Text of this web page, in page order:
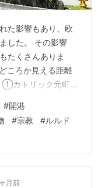
た影響もあり、欧
した。 その影響
たくさんありま
ころか見える距離
①カトリック元町教
ラーなローマ・カ
が印象的です。青
には、フランスの
明がつけられた似
治しに来た人、病
#開港
#宗教 #ルルド
月前